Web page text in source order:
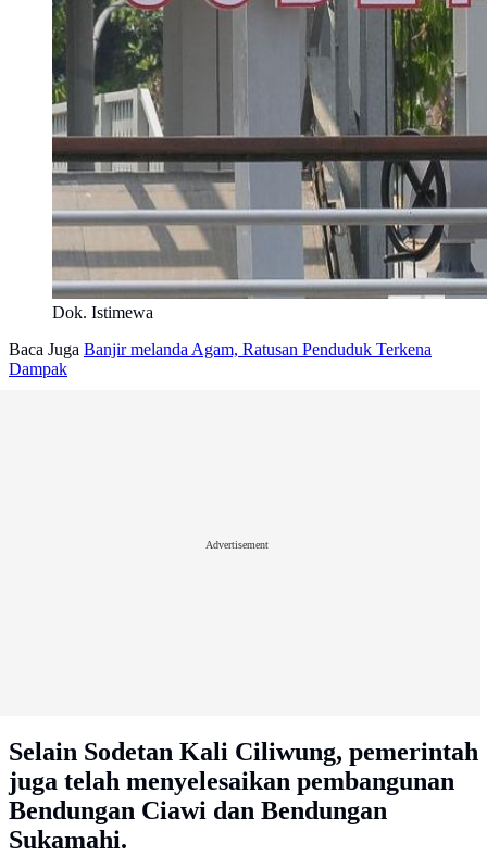
Dok. Istimewa
Baca Juga Banjir melanda Agam, Ratusan Penduduk Terkena
Dampak
Advertisement
Selain Sodetan Kali Ciliwung, pemerintah
juga telah menyelesaikan pembangunan
Bendungan Ciawi dan Bendungan
Sukamahi.